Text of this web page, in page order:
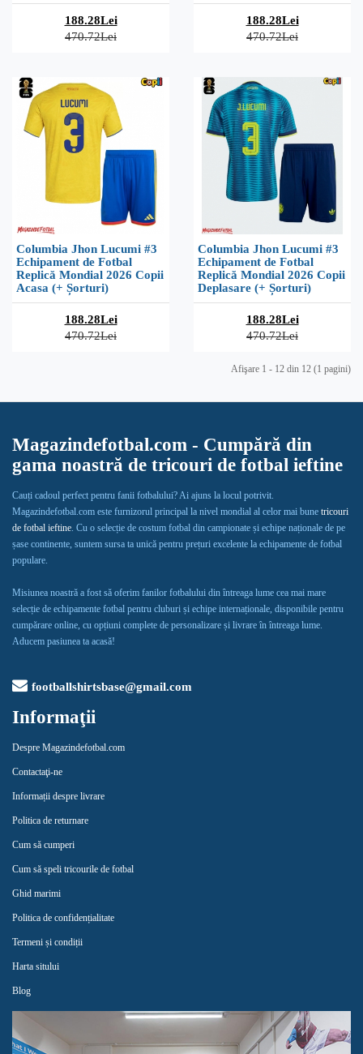
188.28Lei
470.72Lei
188.28Lei
470.72Lei
Columbia Jhon Lucumi #3
Echipament de Fotbal
Replică Mondial 2026 Copii
Acasa (+ Șorturi)
188.28Lei
470.72Lei
Columbia Jhon Lucumi #3
Echipament de Fotbal
Replică Mondial 2026 Copii
Deplasare (+ Șorturi)
188.28Lei
470.72Lei
Afişare 1 - 12 din 12 (1 pagini)
Magazindefotbal.com - Cumpără din
gama noastră de tricouri de fotbal ieftine
Cauți cadoul perfect pentru fanii fotbalului? Ai ajuns la locul potrivit.
Magazindefotbal.com este furnizorul principal la nivel mondial al celor mai bune tricouri
de fotbal ieftine. Cu o selecție de costum fotbal din campionate și echipe naționale de pe
șase continente, suntem sursa ta unică pentru prețuri excelente la echipamente de fotbal
populare.
Misiunea noastră a fost să oferim fanilor fotbalului din întreaga lume cea mai mare
selecție de echipamente fotbal pentru cluburi și echipe internaționale, disponibile pentru
cumpărare online, cu opțiuni complete de personalizare și livrare în întreaga lume.
Aducem pasiunea ta acasă!
footballshirtsbase@gmail.com
Informaţii
Despre Magazindefotbal.com
Contactaţi-ne
Informații despre livrare
Politica de returnare
Cum să cumperi
Cum să speli tricourile de fotbal
Ghid marimi
Politica de confidențialitate
Termeni și condiții
Harta sitului
Blog